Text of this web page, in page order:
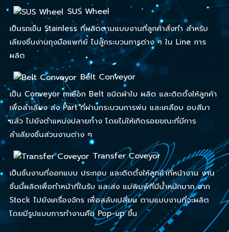
SUS Wheel
เป็นรถเข็น Stainless ที่ผลิตตามแบบงานที่ลูกค้าสั่งทำ สำหรับ
เลียงชิ้นงานถุงมือแพทย์ ไปสู่กระบวนการต่าง ๆ ใน Line การ
ผลิต
Belt Conveyor
เป็น Conveyor mเลือก Belt ชนิดผ้าใบ ผลิต และติดตั้งให้ลูกค้า
เพื่อลำเลียง ส่ง Part ที่ผ่านกระบวนการพ่น และเคลือบ อบสีมา
แล้ว ไปยังตำแหน่งปลายทาง โดยไม่ให้เกิดรอยขณะที่มีการ
ลำเลียงชิ้นส่วนงานต่าง ๆ
Transfer Coveyor
เป็นชิ้นงานที่ออกแบบ ประกอบ และติดตั้งให้ลูกค้าที่หน้างาน งาน
ชิ้นนี้ผลิตเพื่อทำหน้าที่ในรับ และส่ง แม่พิมพ์ที่มีน้ำหนักมาก จาก
Stock ไปยังเครื่องจักร เพื่อสลับเปลี่ยน ตามแบบงานที่จะผลิต
โดยมีรูปแบบการทำงานคือ Pop-up ขึ้น